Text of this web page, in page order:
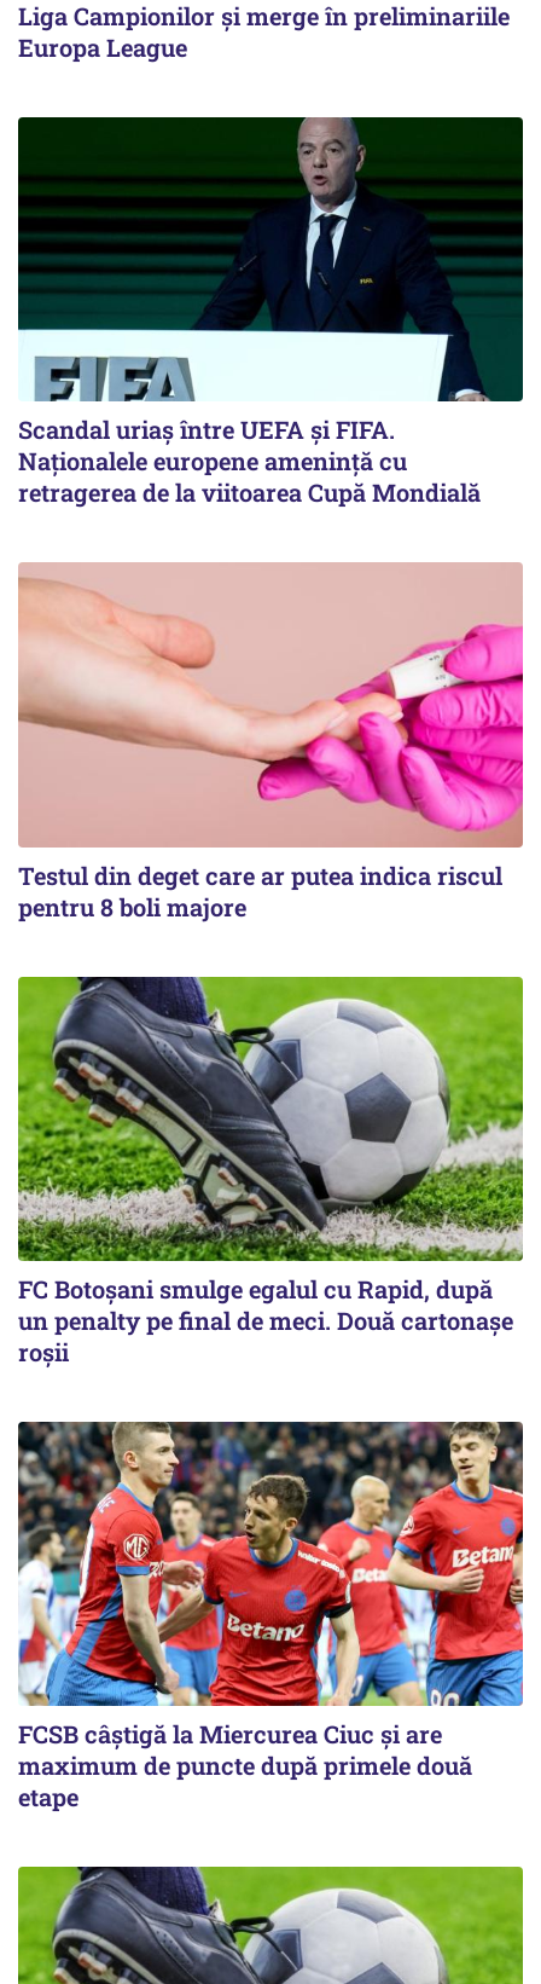
Liga Campionilor şi merge în preliminariile
Europa League
Scandal uriaş între UEFA şi FIFA.
Naţionalele europene ameninţă cu
retragerea de la viitoarea Cupă Mondială
Testul din deget care ar putea indica riscul
pentru 8 boli majore
FC Botoşani smulge egalul cu Rapid, după
un penalty pe final de meci. Două cartonaşe
roşii
FCSB câştigă la Miercurea Ciuc şi are
maximum de puncte după primele două
etape